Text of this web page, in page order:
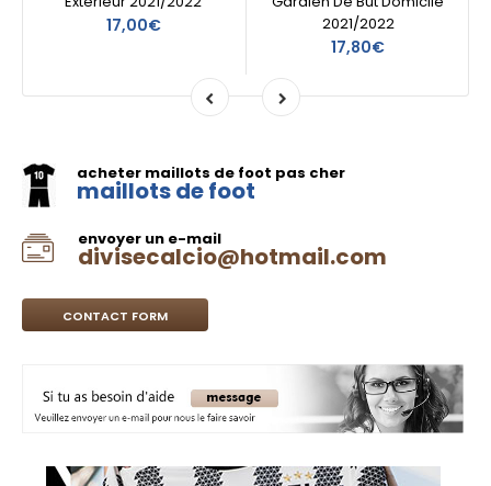
17,00€
2021/2022
17,80€
acheter maillots de foot pas cher
maillots de foot
envoyer un e-mail
divisecalcio@hotmail.com
CONTACT FORM